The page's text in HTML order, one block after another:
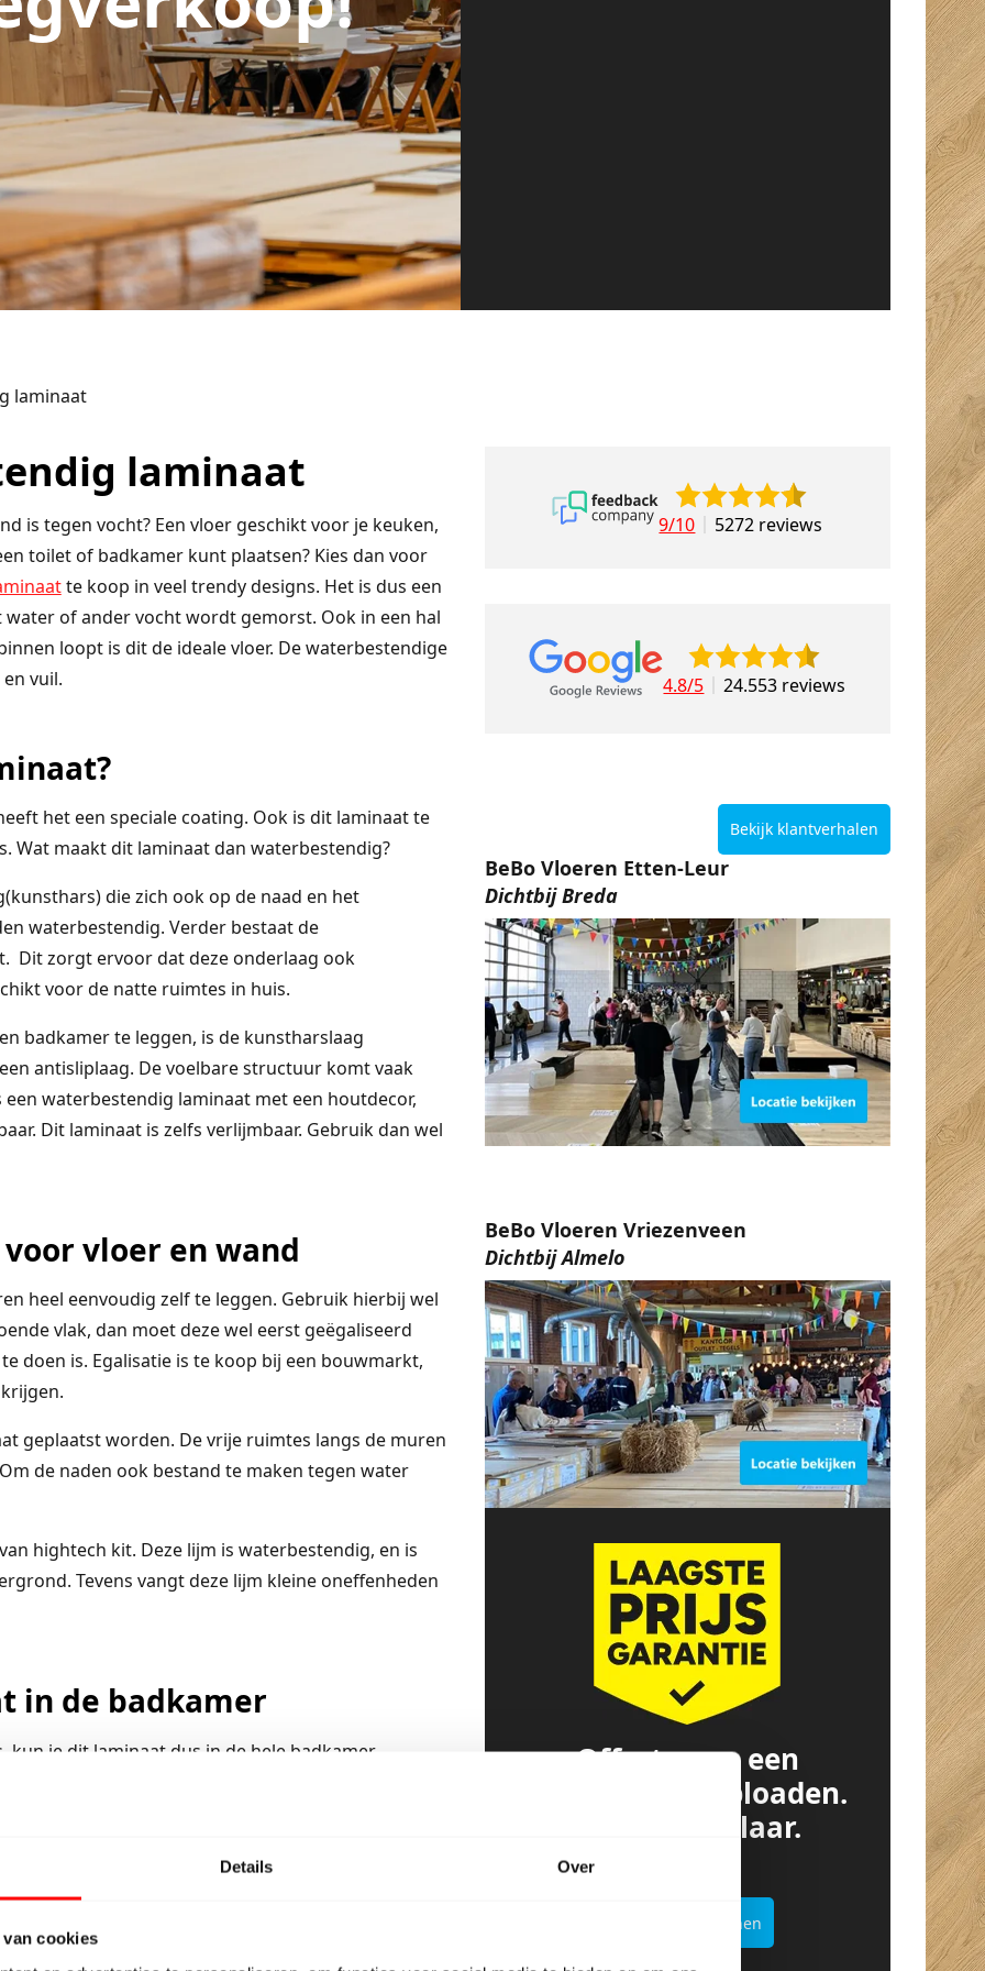
Details Over
cookies
laminaat
laminaat
is tegen vocht? Een vloer geschikt voor je keuken,
toilet of badkamer kunt plaatsen? Kies dan voor
te koop in veel trendy designs. Het is dus een
of ander vocht wordt gemorst. Ook in een hal
loopt is dit de ideale vloer. De waterbestendige
vuil.
het een speciale coating. Ook is dit laminaat te
Wat maakt dit laminaat dan waterbestendig?
die zich ook op de naad en het
waterbestendig. Verder bestaat de
Dit zorgt ervoor dat deze onderlaag ook
voor de natte ruimtes in huis.
badkamer te leggen, is de kunstharslaag
antisliplaag. De voelbare structuur komt vaak
waterbestendig laminaat met een houtdecor,
Dit laminaat is zelfs verlijmbaar. Gebruik dan wel
vloer en wand
heel eenvoudig zelf te leggen. Gebruik hierbij wel
vlak, dan moet deze wel eerst geëgaliseerd
doen is. Egalisatie is te koop bij een bouwmarkt,
geplaatst worden. De vrije ruimtes langs de muren
de naden ook bestand te maken tegen water
hightech kit. Deze lijm is waterbestendig, en is
Tevens vangt deze lijm kleine oneffenheden
in de badkamer
je dit laminaat dus in de hele badkamer
laminaat dan krijg je een heel mooi effect.
9/10 5272 reviews
4.8/5 24.553 reviews
Bekijk klantverhalen
BeBo Vloeren Etten-Leur
Dichtbij Breda
BeBo Vloeren Vriezenveen
Dichtbij Almelo
Offerte van een
concurrent? Uploaden.
Besparen. Klaar.
Offertekiller openen